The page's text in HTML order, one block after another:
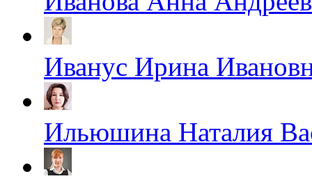
Иванус Ирина
Ильюшина Наталия